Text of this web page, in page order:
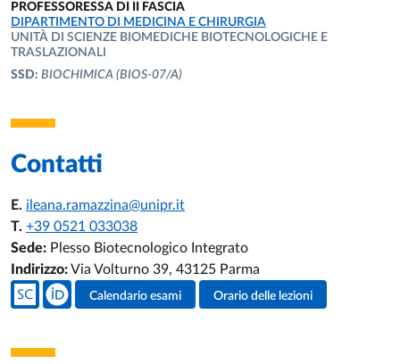
PROFESSORESSA DI II FASCIA
UNITÀ ORGANIZZATIVA AFFERENTE:
DIPARTIMENTO DI MEDICINA E CHIRURGIA
UNITÀ DI SCIENZE BIOMEDICHE BIOTECNOLOGICHE E
TRASLAZIONALI
SSD: BIOCHIMICA (BIOS-07/A)
Contatti
E. ileana.ramazzina@unipr.it
T. +39 0521 033038
Sede: Plesso Biotecnologico Integrato
Indirizzo:Via Volturno 39, 43125 Parma
Social del docente
Calendario esami Orario delle lezioni